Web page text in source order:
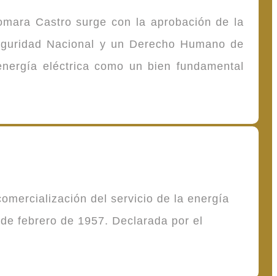
Castro surge con la aprobación de la
Nacional y un Derecho Humano de
eléctrica como un bien fundamental
del servicio de la energía
febrero de 1957. Declarada por el